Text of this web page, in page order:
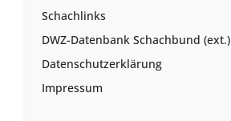
Schachlinks
DWZ-Datenbank Schachbund (ext.)
Datenschutzerklärung
Impressum